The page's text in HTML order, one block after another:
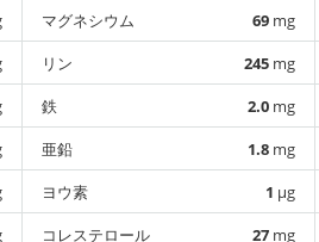
マグネシウム
69 mg
リン
245 mg
鉄
2.0 mg
亜鉛
1.8 mg
ヨウ素
1 µg
コレステロール
27 mg